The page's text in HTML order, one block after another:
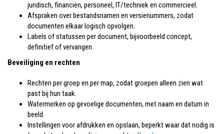
juridisch, financiën, personeel, IT/techniek en commercieel.
Afspraken over bestandsnamen en versienummers, zodat
documenten elkaar logisch opvolgen.
Labels of statussen per document, bijvoorbeeld concept,
definitief of vervangen.
Beveiliging en rechten
Rechten per groep en per map, zodat groepen alleen zien wat
past bij hun taak.
Watermerken op gevoelige documenten, met naam en datum in
beeld.
Instellingen voor afdrukken en opslaan, beperkt waar dat nodig is